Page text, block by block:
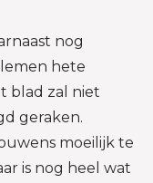
nog
hete
blad zal niet
geraken.
moeilijk te
is nog heel wat